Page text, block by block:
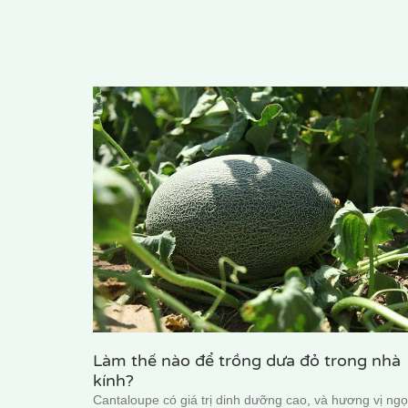
Làm thế nào để trồng dưa đỏ trong nhà
kính?
Cantaloupe có giá trị dinh dưỡng cao, và hương vị